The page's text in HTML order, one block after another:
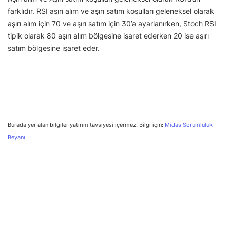
farklıdır. RSI aşırı alım ve aşırı satım koşulları geleneksel olarak
aşırı alım için 70 ve aşırı satım için 30’a ayarlanırken, Stoch RSI
tipik olarak 80 aşırı alım bölgesine işaret ederken 20 ise aşırı
satım bölgesine işaret eder.
Burada yer alan bilgiler yatırım tavsiyesi içermez. Bilgi için: Midas Sorumluluk
Beyanı